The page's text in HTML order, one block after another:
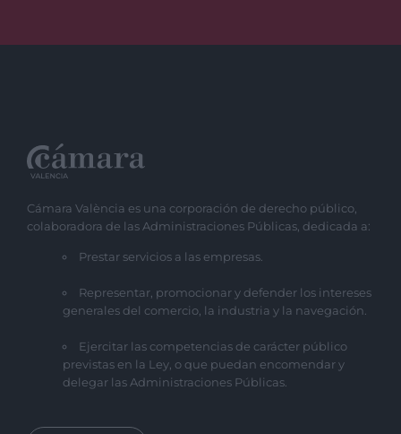
Cámara València es una corporación de derecho público,
colaboradora de las Administraciones Públicas, dedicada a:
Prestar servicios a las empresas.
Representar, promocionar y defender los intereses
generales del comercio, la industria y la navegación.
Ejercitar las competencias de carácter público
previstas en la Ley, o que puedan encomendar y
delegar las Administraciones Públicas.